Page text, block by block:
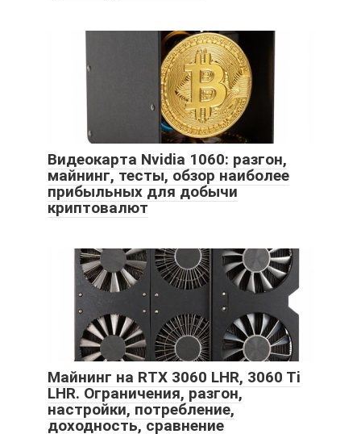
Видеокарта Nvidia 1060: разгон,
майнинг, тесты, обзор наиболее
прибыльных для добычи
криптовалют
Майнинг на RTX 3060 LHR, 3060 Ti
LHR. Ограничения, разгон,
настройки, потребление,
доходность, сравнение